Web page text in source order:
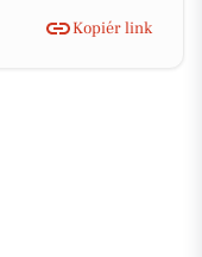
Kopiér link